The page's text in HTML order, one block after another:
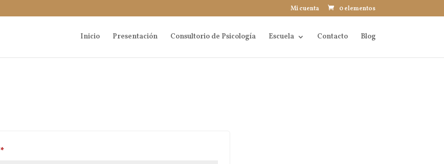
Mi cuenta 0 elementos
Inicio Presentación Consultorio de Psicología Escuela Contacto Blog
*Obligatorio